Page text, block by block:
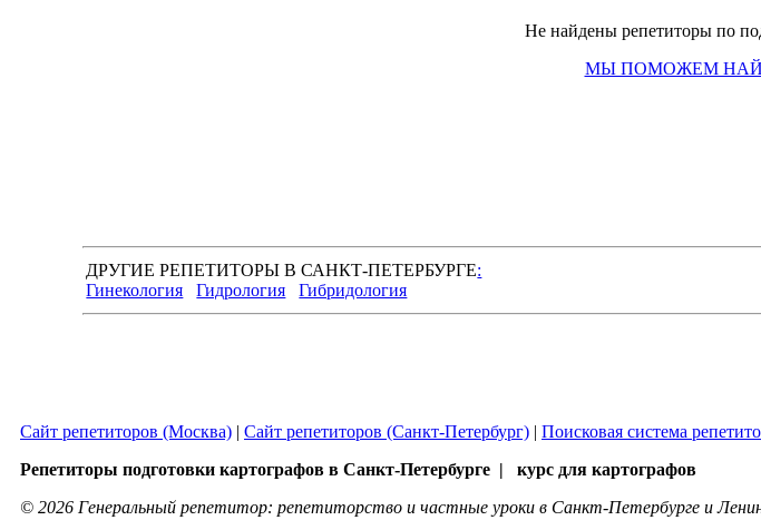
Не найдены репетиторы по
МЫ ПОМОЖЕМ
ДРУГИЕ РЕПЕТИТОРЫ В САНКТ-ПЕТЕРБУРГЕ:
Гинекология
Гидрология Гибридология
Сайт репетиторов (Москва) | Сайт репетиторов (Санкт-Петербург) | Поисковая система
Репетиторы подготовки картографов в Санкт-Петербурге | курс для картографов
© 2026 Генеральный репетитор: репетиторство и частные уроки в Санкт-Петербурге и